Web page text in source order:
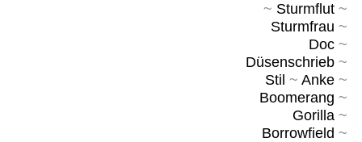
~ Sturmflut~
Sturmfrau ~
Doc~
Düsenschrieb~
Stil ~ Anke~
Boomerang ~
Gorilla~
Borrowfield ~